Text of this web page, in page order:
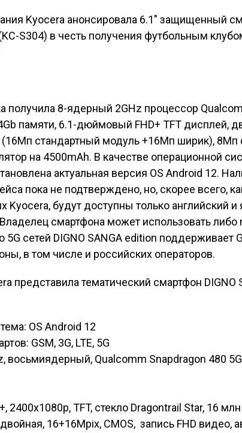
получила 8-ядерный 2GHz процессор
памяти, 6.1-дюймовый FHD+ TFT дисплей,
(16Мп стандартный модуль +16Мп ширик), 8Мп
на 4500mAh. В качестве операционной
актуальная версия OS Android 12.
пока не подтверждено, но, скорее всего,
Kyocera, будут доступны только английский и
смартфона может использовать либо
5G сетей DIGNO SANGA edition поддерживает
в том числе и российских операторов.
OS Android 12
GSM, 3G, LTE, 5G
восьмиядерный, Qualcomm Snapdragon 480 5G
2400x1080p, TFT, стекло Dragontrail Star, 16
16+16Mpix, CMOS, запись FHD видео,